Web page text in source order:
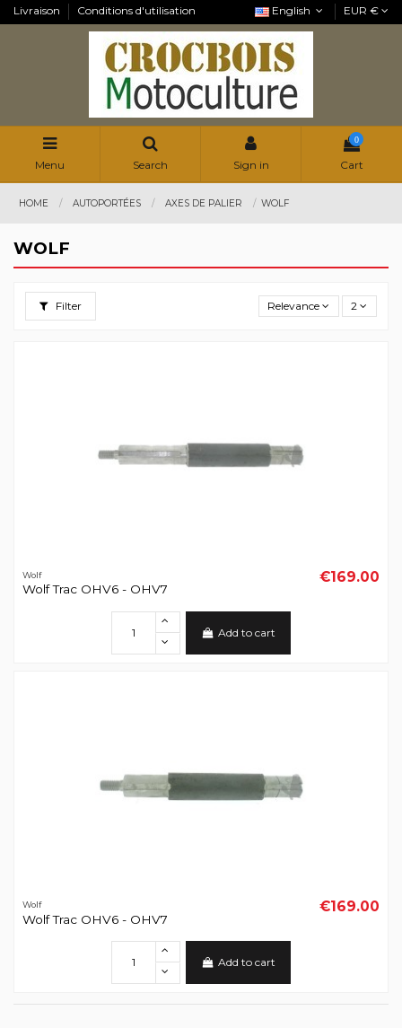
Livraison Conditions d'utilisation English EUR €
Menu Search Sign in
0
Cart
HOME AUTOPORTÉES AXES DE PALIER WOLF
WOLF
Filter Relevance 2
Wolf
Wolf Trac OHV6 - OHV7
€169.00
Add to cart
Wolf
Wolf Trac OHV6 - OHV7
€169.00
Add to cart